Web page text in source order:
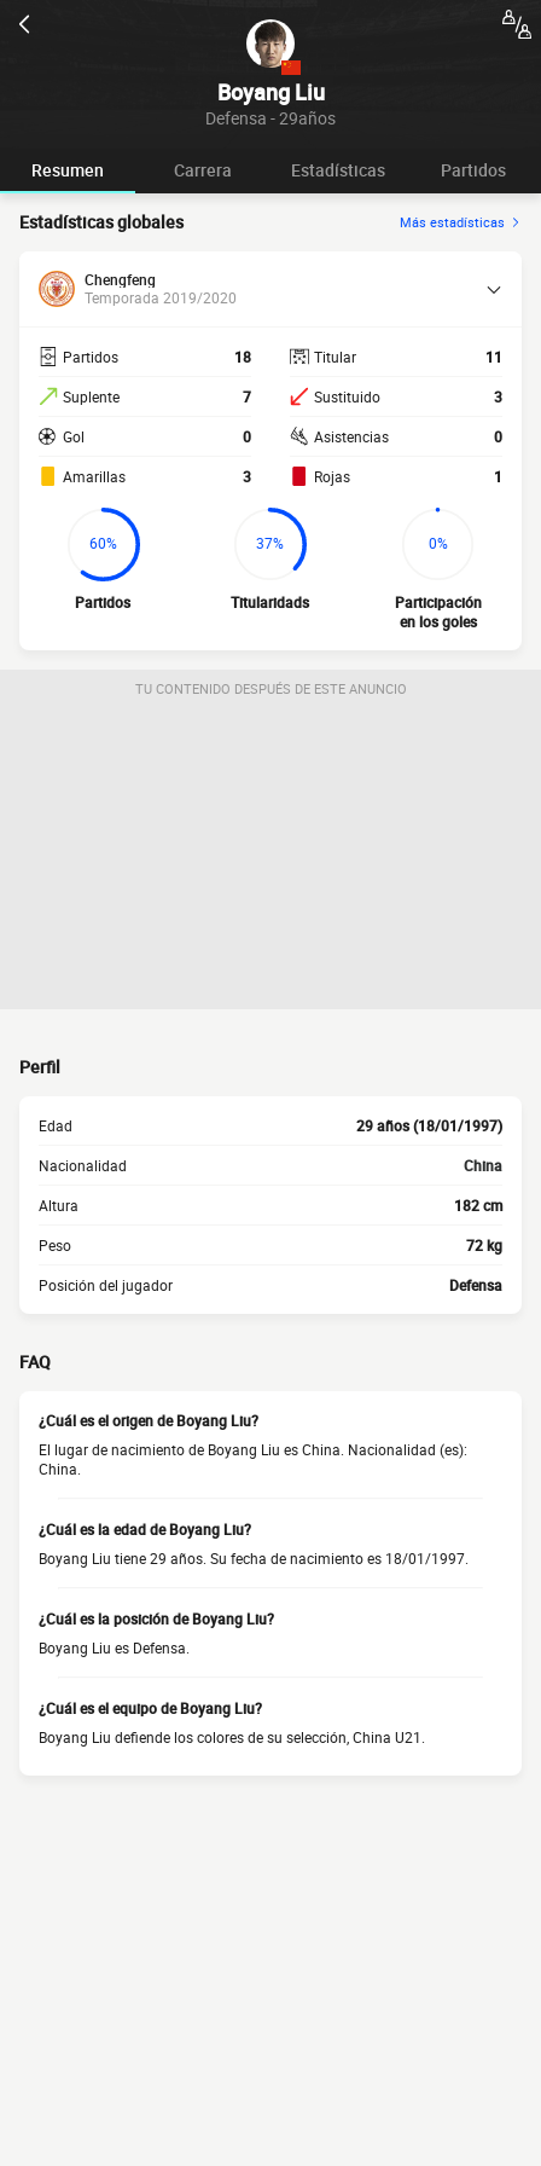
Boyang Liu
Defensa - 29años
Resumen Carrera Estadísticas Partidos
Estadísticas globales Más estadísticas
Chengfeng
Temporada 2019/2020
Partidos 18
Suplente 7
Gol 0
Amarillas 3
Titular 11
Sustituido 3
Asistencias 0
Rojas 1
60%
Partidos
37%
Titularidads
0%
Participación
en los goles
TU CONTENIDO DESPUÉS DE ESTE ANUNCIO
Perfil
Edad 29 años (18/01/1997)
Nacionalidad China
Altura 182 cm
Peso 72 kg
Posición del jugador Defensa
FAQ
¿Cuál es el origen de Boyang Liu?
El lugar de nacimiento de Boyang Liu es China. Nacionalidad (es):
China.
¿Cuál es la edad de Boyang Liu?
Boyang Liu tiene 29 años. Su fecha de nacimiento es 18/01/1997.
¿Cuál es la posición de Boyang Liu?
Boyang Liu es Defensa.
¿Cuál es el equipo de Boyang Liu?
Boyang Liu defiende los colores de su selección, China U21.